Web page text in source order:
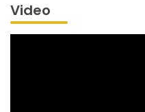
Video